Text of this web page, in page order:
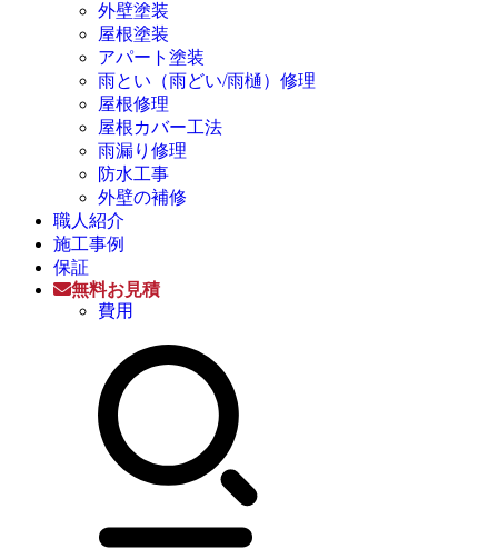
外壁塗装
屋根塗装
アパート塗装
雨とい（雨どい/雨樋）修理
屋根修理
屋根カバー工法
雨漏り修理
防水工事
外壁の補修
職人紹介
施工事例
保証
無料お見積
費用